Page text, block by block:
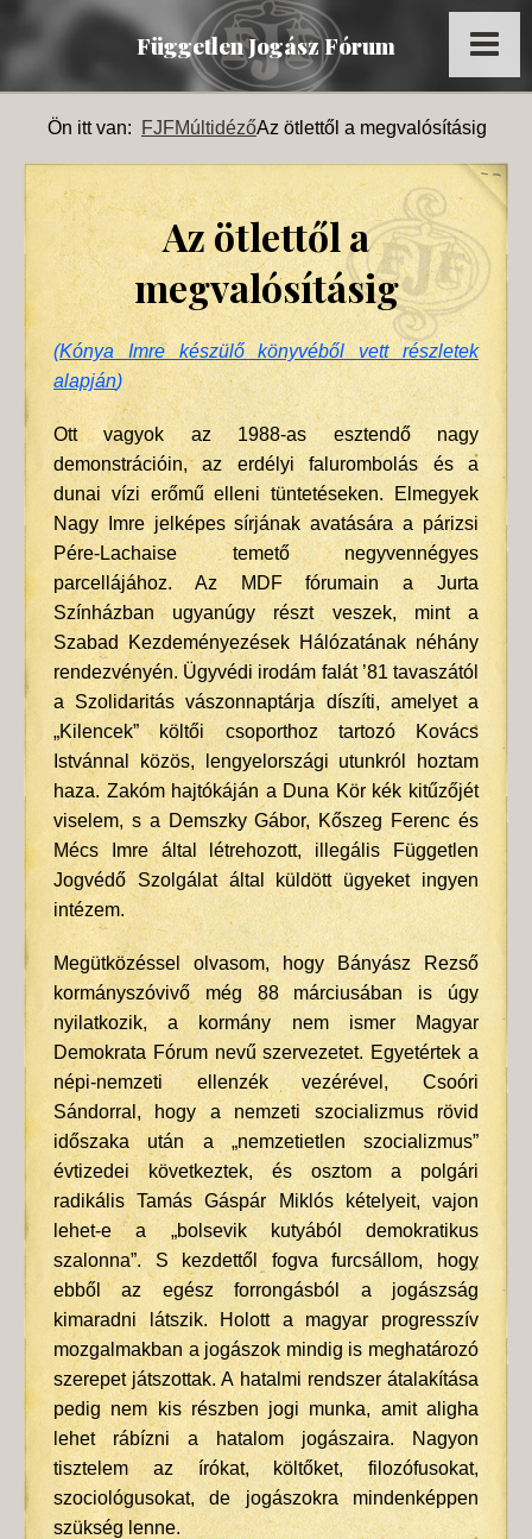
Független Jogász Fórum
Főoldal
Kronológia
Dokumentumok
Múltidéző
Tagok
Képek
Az FJF az MTI-ben
Ön itt van: FJFMúltidézőAz ötlettől a megvalósításig
Az ötlettől a
megvalósításig
(Kónya Imre készülő könyvéből vett részletek
alapján)
Ott vagyok az 1988-as esztendő nagy
demonstrációin, az erdélyi falurombolás és a
dunai vízi erőmű elleni tüntetéseken. Elmegyek
Nagy Imre jelképes sírjának avatására a párizsi
Pére-Lachaise temető negyvennégyes
parcellájához. Az MDF fórumain a Jurta
Színházban ugyanúgy részt veszek, mint a
Szabad Kezdeményezések Hálózatának néhány
rendezvényén. Ügyvédi irodám falát ’81 tavaszától
a Szolidaritás vászonnaptárja díszíti, amelyet a
„Kilencek” költői csoporthoz tartozó Kovács
Istvánnal közös, lengyelországi utunkról hoztam
haza. Zakóm hajtókáján a Duna Kör kék kitűzőjét
viselem, s a Demszky Gábor, Kőszeg Ferenc és
Mécs Imre által létrehozott, illegális Független
Jogvédő Szolgálat által küldött ügyeket ingyen
intézem.
Megütközéssel olvasom, hogy Bányász Rezső
kormányszóvivő még 88 márciusában is úgy
nyilatkozik, a kormány nem ismer Magyar
Demokrata Fórum nevű szervezetet. Egyetértek a
népi-nemzeti ellenzék vezérével, Csoóri
Sándorral, hogy a nemzeti szocializmus rövid
időszaka után a „nemzetietlen szocializmus”
évtizedei következtek, és osztom a polgári
radikális Tamás Gáspár Miklós kételyeit, vajon
lehet-e a „bolsevik kutyából demokratikus
szalonna”. S kezdettől fogva furcsállom, hogy
ebből az egész forrongásból a jogászság
kimaradni látszik. Holott a magyar progresszív
mozgalmakban a jogászok mindig is meghatározó
szerepet játszottak. A hatalmi rendszer átalakítása
pedig nem kis részben jogi munka, amit aligha
lehet rábízni a hatalom jogászaira. Nagyon
tisztelem az írókat, költőket, filozófusokat,
szociológusokat, de jogászokra mindenképpen
szükség lenne.